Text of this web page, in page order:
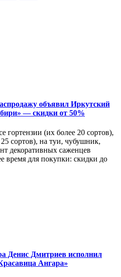
объявил Иркутский
— скидки от 50%
гортензии (их более 20 сортов),
сортов), на туи, чубушник,
декоративных саженцев
для покупки: скидки до
Денис Дмитриев исполнил
Ангара»